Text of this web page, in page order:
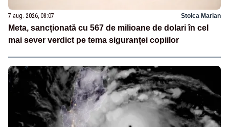
7 aug. 2026, 08:07 Stoica Marian
Meta, sancționată cu 567 de milioane de dolari în cel
mai sever verdict pe tema siguranței copiilor